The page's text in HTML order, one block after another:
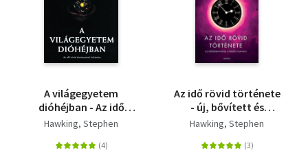
Szótár, nyelvkönyv
Tankönyv, segédkönyv
Társadalomtudomány
Természettudomány
Történelem
A világegyetem
dióhéjban - Az idő
rövid történetének
Hawking, Stephen
Az idő rövid története
- új, bővített és
átdolgozott kiadás
Hawking, Stephen